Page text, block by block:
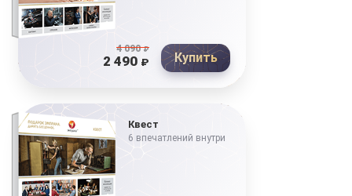
4 090₽
2 490 ₽ Купить
Квест
6 впечатлений внутри